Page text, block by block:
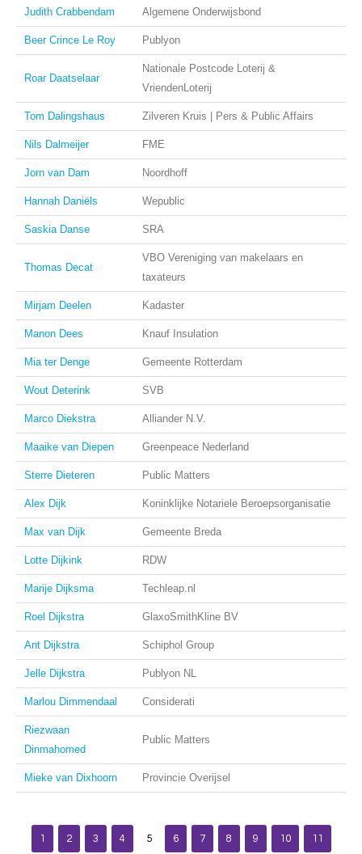
Judith Crabbendam Algemene Onderwijsbond
Beer Crince Le Roy Publyon
Roar Daatselaar
Nationale Postcode Loterij &
VriendenLoterij
Tom Dalingshaus Zilveren Kruis | Pers & Public Affairs
Nils Dalmeijer FME
Jorn van Dam Noordhoff
Hannah Daniëls Wepublic
Saskia Danse SRA
Thomas Decat
VBO Vereniging van makelaars en
taxateurs
Mirjam Deelen Kadaster
Manon Dees Knauf Insulation
Mia ter Denge Gemeente Rotterdam
Wout Deterink SVB
Marco Diekstra Alliander N.V.
Maaike van Diepen Greenpeace Nederland
Sterre Dieteren Public Matters
Alex Dijk Koninklijke Notariele Beroepsorganisatie
Max van Dijk Gemeente Breda
Lotte Dijkink RDW
Marije Dijksma Techleap.nl
Roel Dijkstra GlaxoSmithKline BV
Ant Dijkstra Schiphol Group
Jelle Dijkstra Publyon NL
Marlou Dimmendaal Considerati
Riezwaan
Dinmahomed
Public Matters
Mieke van Dixhoorn Provincie Overijsel
1 2 3 4 5 6 7 8 9 10 11